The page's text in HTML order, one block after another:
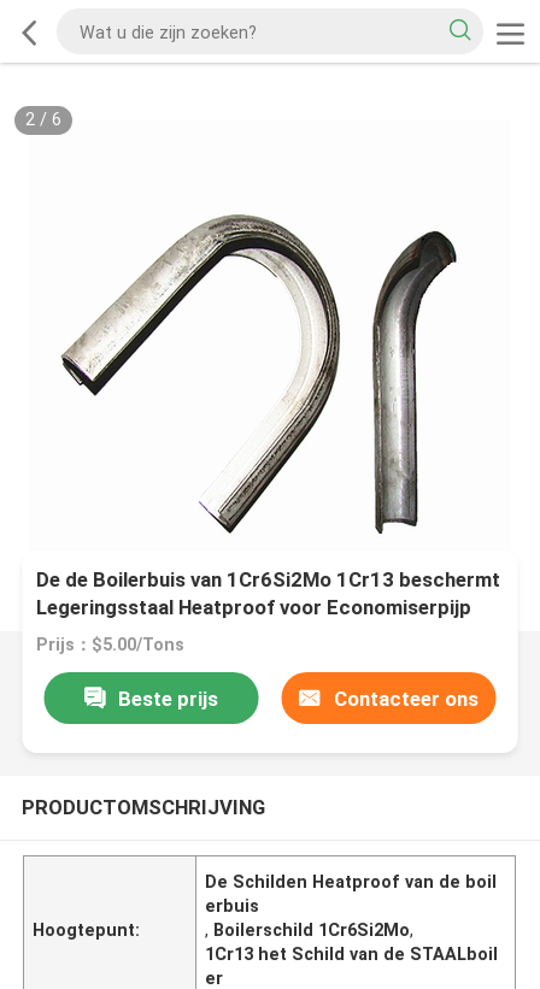
2/ 6
De de Boilerbuis van 1Cr6Si2Mo 1Cr13 beschermt
Legeringsstaal Heatproof voor Economiserpijp
Prijs：$5.00/Tons
Beste prijs Contacteer ons
PRODUCTOMSCHRIJVING
Hoogtepunt:
De Schilden Heatproof van de boil
erbuis
, Boilerschild 1Cr6Si2Mo,
1Cr13 het Schild van de STAALboil
er